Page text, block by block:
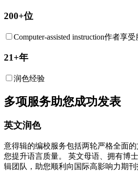
200+位
Computer-assisted instruction作者享受
21+年
润色经验
多项服务助您成功发表
英文润色
意得辑的编校服务包括两轮严格全面
您提升语言质量。 英文母语、拥有博
辑团队，助您顺利向国际高影响力期